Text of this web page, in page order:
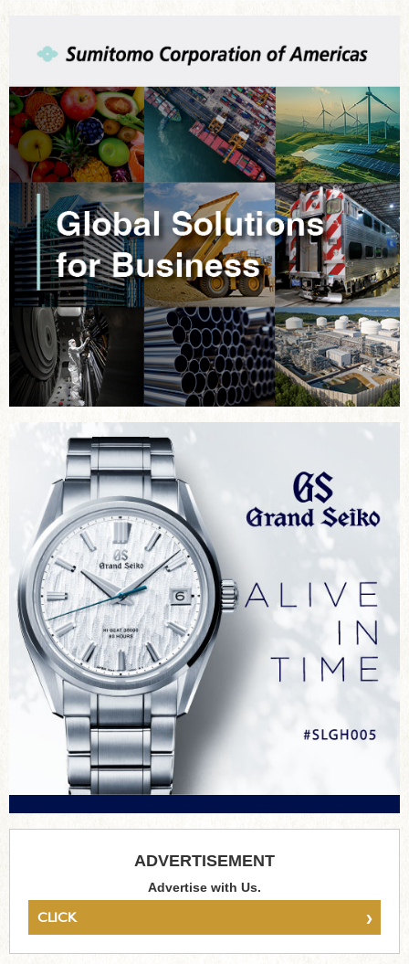
ADVERTISEMENT
Advertise with Us.
CLICK ›